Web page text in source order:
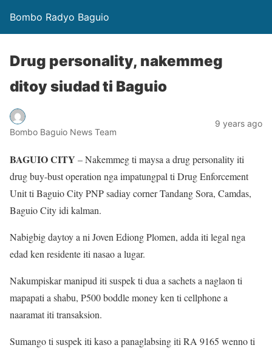
Bombo Radyo Baguio
Drug personality, nakemmeg
ditoy siudad ti Baguio
Bombo Baguio News Team
9 years ago
BAGUIO CITY – Nakemmeg ti maysa a drug personality iti
drug buy-bust operation nga impatungpal ti Drug Enforcement
Unit ti Baguio City PNP sadiay corner Tandang Sora, Camdas,
Baguio City idi kalman.
Nabigbig daytoy a ni Joven Ediong Plomen, adda iti legal nga
edad ken residente iti nasao a lugar.
Nakumpiskar manipud iti suspek ti dua a sachets a naglaon ti
mapapati a shabu, P500 boddle money ken ti cellphone a
naaramat iti transaksion.
Sumango ti suspek iti kaso a panaglabsing iti RA 9165 wenno ti